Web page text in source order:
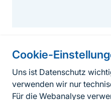
Cookie-
Uns ist Datenschutz
verwenden wir nur
Für die Webanalyse
Informationen zur
Fußzeile